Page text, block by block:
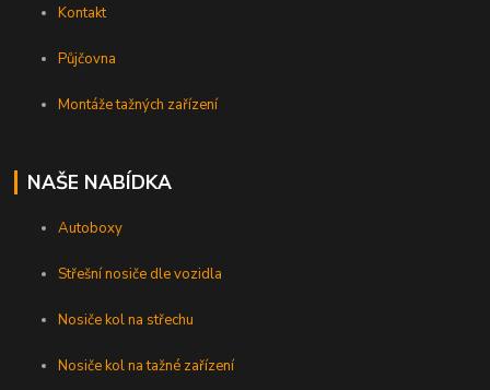
Kontakt
Půjčovna
Montáže tažných zařízení
NAŠE NABÍDKA
Autoboxy
Střešní nosiče dle vozidla
Nosiče kol na střechu
Nosiče kol na tažné zařízení